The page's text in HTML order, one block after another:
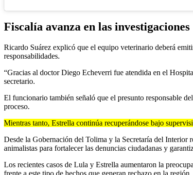
Fiscalía avanza en las investigaciones
Ricardo Suárez explicó que el equipo veterinario deberá
responsabilidades.
“Gracias al doctor Diego Echeverri fue atendida en el
secretario.
El funcionario también señaló que el presunto responsable
proceso.
Mientras tanto, Estrella continúa recuperándose bajo
Desde la Gobernación del Tolima y la Secretaría del Interior
animalistas para fortalecer las denuncias ciudadanas y
Los recientes casos de Lula y Estrella aumentaron la
frente a este tipo de hechos que generan rechazo en la región.